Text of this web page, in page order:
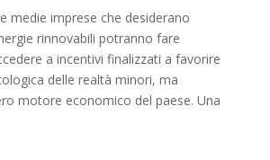
medie imprese che desiderano
rinnovabili potranno fare
a incentivi finalizzati a favorire
delle realtà minori, ma
motore economico del paese. Una